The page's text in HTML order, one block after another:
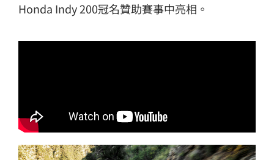
Honda Indy 200冠名贊助賽事中亮相。